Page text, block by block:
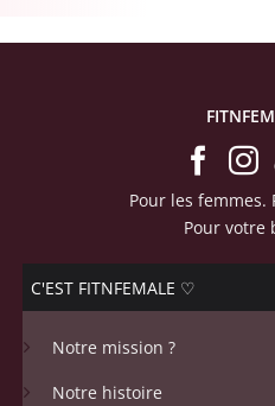
Pour les femmes.
Pour votre
C'EST FITNFEMALE ♡
Notre mission ?
Notre histoire